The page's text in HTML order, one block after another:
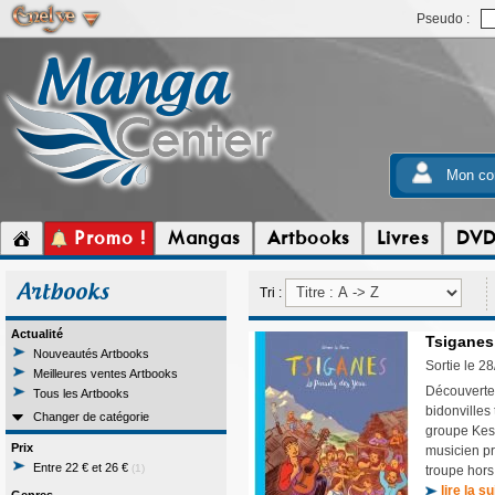
Pseudo :
Mon
Promo ! Mangas Artbooks Livres DVD
Artbooks
Actualité
Nouveautés Artbooks
Meilleures ventes Artbooks
Tous les Artbooks
Changer de catégorie
Prix
Entre 22 € et 26 € (1)
Tri :
Sortie le
bidonvilles
groupe
musicien
troupe
lire la